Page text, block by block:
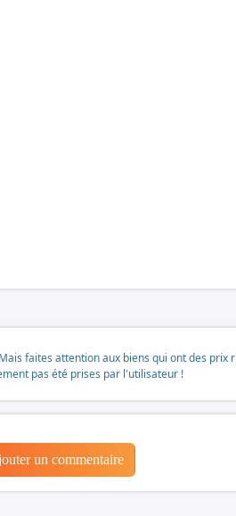
faites attention aux biens qui ont des prix
pas été prises par l'utilisateur !
un commentaire